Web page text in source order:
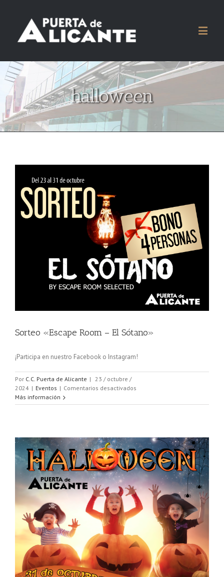
halloween
Sorteo «Escape Room – El Sótano»
¡Participa en nuestro Facebook o Instagram!
Por C.C. Puerta de Alicante | 23 / octubre /
2024 | Eventos | Comentarios desactivados
«Escape
Sótano»
Más información